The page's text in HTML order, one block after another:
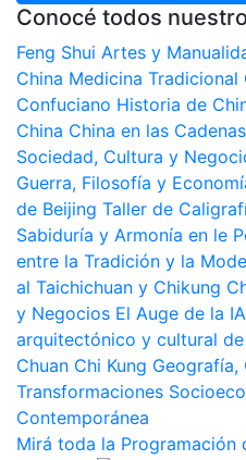
Conocé todos
Feng Shui Artes y
China Medicina Tradicional
Confuciano Historia de
China China en las
Sociedad, Cultura y
Guerra, Filosofía y
de Beijing Taller de
Sabiduría y Armonía en le
entre la Tradición y la
al Taichichuan y Chikung
y Negocios El Auge de la
arquitectónico y cultural
Chuan Chi Kung
Transformaciones
Contemporánea
Mirá toda la Programación